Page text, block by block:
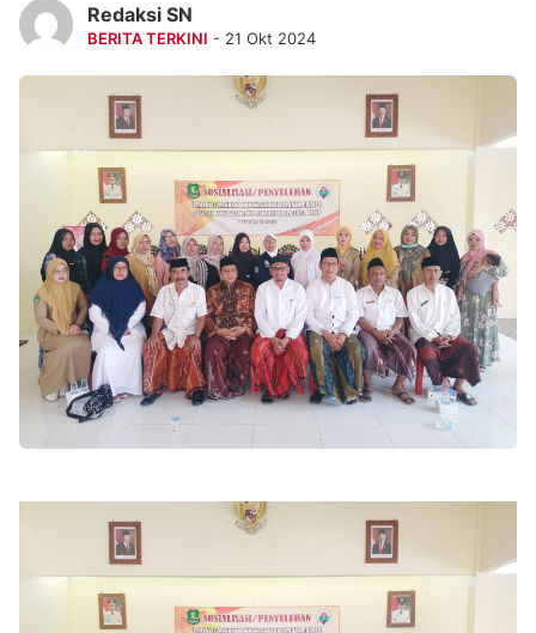
Redaksi SN
BERITA TERKINI - 21 Okt 2024